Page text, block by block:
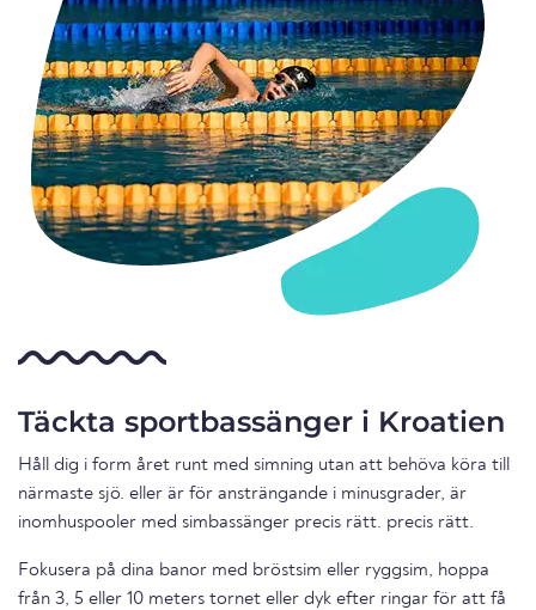
Täckta sportbassänger i Kroatien
Håll dig i form året runt med simning utan att behöva köra till
närmaste sjö. eller är för ansträngande i minusgrader, är
inomhuspooler med simbassänger precis rätt. precis rätt.
Fokusera på dina banor med bröstsim eller ryggsim, hoppa
från 3, 5 eller 10 meters tornet eller dyk efter ringar för att få